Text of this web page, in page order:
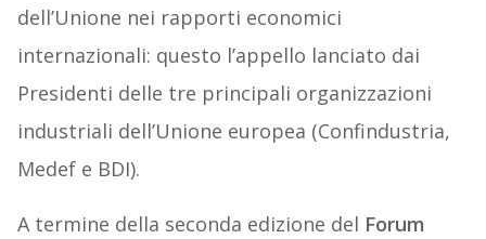
dell’Unione nei rapporti economici
internazionali: questo l’appello lanciato dai
Presidenti delle tre principali organizzazioni
industriali dell’Unione europea (Confindustria,
Medef e BDI).
A termine della seconda edizione del Forum